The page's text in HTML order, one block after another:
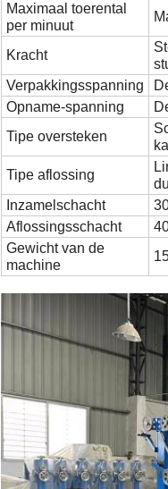
Maximaal toerental
per minuut
Kracht
Verpakkingsspanning
Opname-spanning
Tipe oversteken
Tipe aflossing
Inzamelschacht
Aflossingsschacht
Gewicht van de
machine